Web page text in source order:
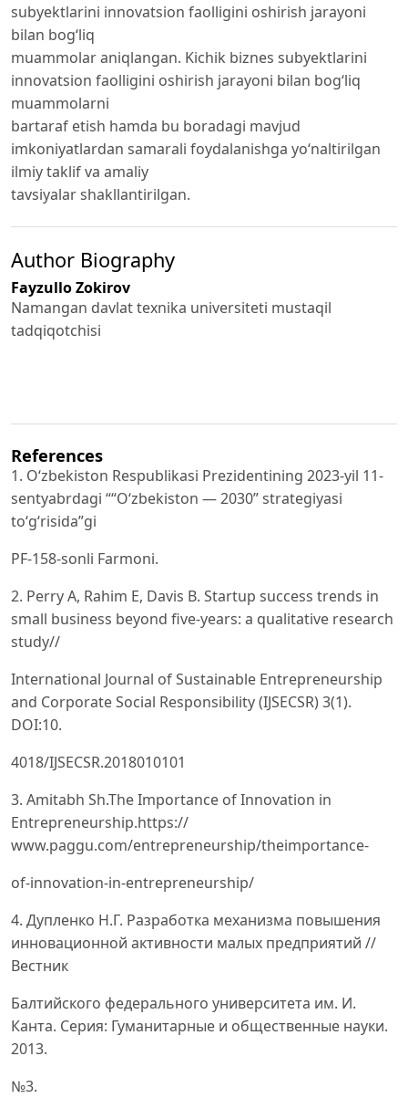
subyektlarini innovatsion faolligini oshirish jarayoni
bilan bog‘liq
muammolar aniqlangan. Kichik biznes subyektlarini
innovatsion faolligini oshirish jarayoni bilan bog‘liq
muammolarni
bartaraf etish hamda bu boradagi mavjud
imkoniyatlardan samarali foydalanishga yo‘naltirilgan
ilmiy taklif va amaliy
tavsiyalar shakllantirilgan.
Author Biography
Fayzullo Zokirov
Namangan davlat texnika universiteti mustaqil
tadqiqotchisi
References
1. O‘zbekiston Respublikasi Prezidentining 2023-yil 11-
sentyabrdagi ““O‘zbekiston — 2030” strategiyasi
to‘g‘risida”gi
PF-158-sonli Farmoni.
2. Perry A, Rahim E, Davis B. Startup success trends in
small business beyond five-years: a qualitative research
study//
International Journal of Sustainable Entrepreneurship
and Corporate Social Responsibility (IJSECSR) 3(1).
DOI:10.
4018/IJSECSR.2018010101
3. Amitabh Sh.The Importance of Innovation in
Entrepreneurship.https://
www.paggu.com/entrepreneurship/theimportance-
of-innovation-in-entrepreneurship/
4. Дупленко Н.Г. Разработка механизма повышения
инновационной активности малых предприятий //
Вестник
Балтийского федерального университета им. И.
Канта. Серия: Гуманитарные и общественные науки.
2013.
№3.